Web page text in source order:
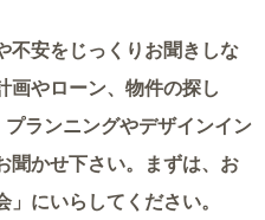
不安をじっくりお聞きしな
画やローン、物件の探し
プランニングやデザインイン
かせ下さい。
まずは、お
にいらしてください。